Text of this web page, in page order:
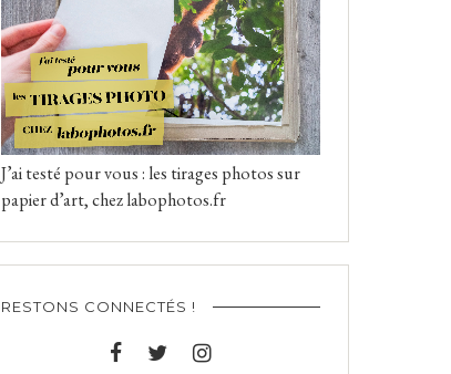
J’ai testé pour vous : les tirages photos sur
papier d’art, chez labophotos.fr
RESTONS CONNECTÉS !